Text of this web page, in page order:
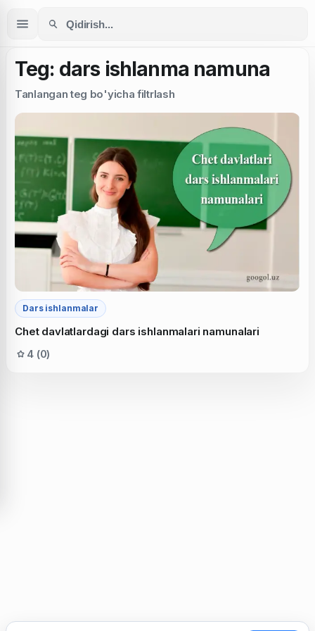
Teg: dars ishlanma namuna
Tanlangan teg bo'yicha filtrlash
Dars ishlanmalar
Chet davlatlardagi dars ishlanmalari namunalari
4 (0)